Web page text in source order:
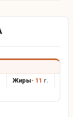
Жиры- 11 г.